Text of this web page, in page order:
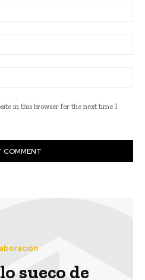
in this browser for the next time I